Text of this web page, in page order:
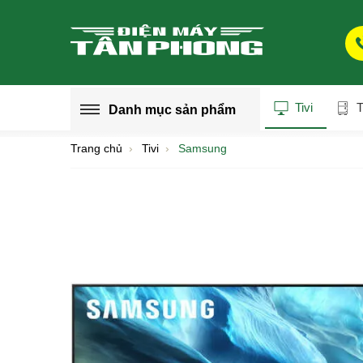
Tivi
Danh mục sản phẩm
Trang chủ Tivi Samsung